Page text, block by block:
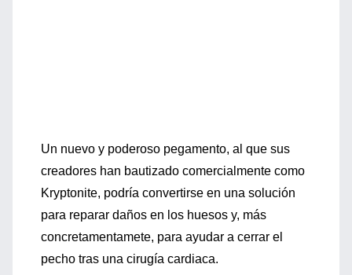
Un nuevo y poderoso pegamento, al que sus
creadores han bautizado comercialmente como
Kryptonite, podría convertirse en una solución
para reparar daños en los huesos y, más
concretamentamete, para ayudar a cerrar el
pecho tras una cirugía cardiaca.